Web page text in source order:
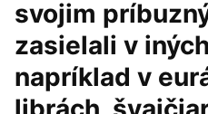
svojim
zasielali v
napríklad v